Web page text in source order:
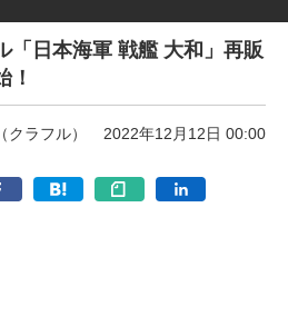
「日本海軍 戦艦 大和」再販
！
クラフル） 2022年12月12日 00:00